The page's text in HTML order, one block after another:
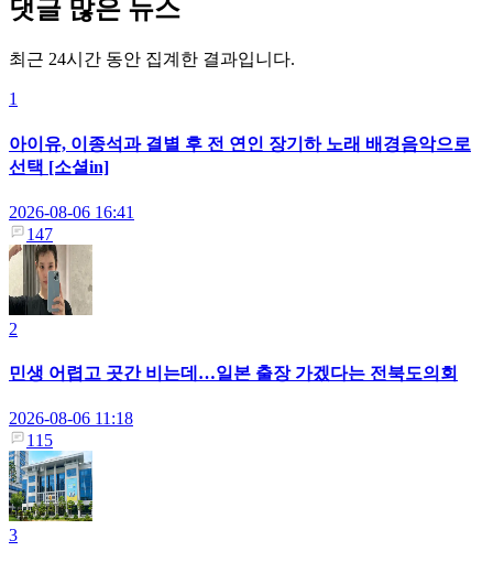
댓글 많은 뉴스
최근 24시간 동안 집계한 결과입니다.
1
아이유, 이종석과 결별 후 전 연인 장기하 노래 배경음악으로
선택 [소셜in]
2026-08-06 16:41
147
2
민생 어렵고 곳간 비는데…일본 출장 가겠다는 전북도의회
2026-08-06 11:18
115
3